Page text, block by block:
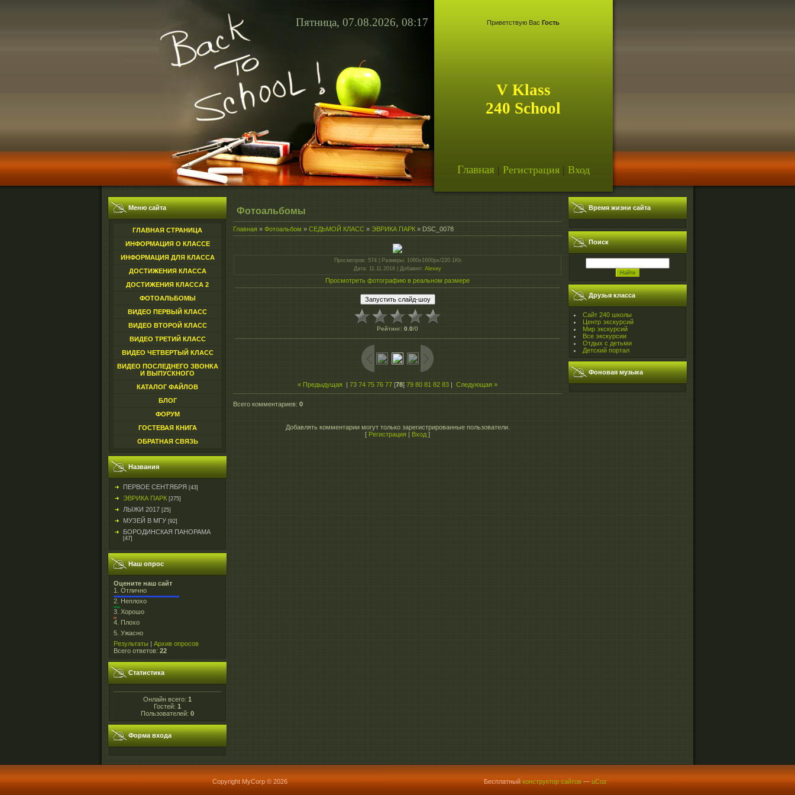
Пятница, 07.08.2026, 08:17 Приветствую Вас Гость
V Klass
240 School
Главная | Регистрация| Вход
Меню сайта
ГЛАВНАЯ СТРАНИЦА
ИНФОРМАЦИЯ О КЛАССЕ
ИНФОРМАЦИЯ ДЛЯ КЛАССА
ДОСТИЖЕНИЯ КЛАССА
ДОСТИЖЕНИЯ КЛАССА 2
ФОТОАЛЬБОМЫ
ВИДЕО ПЕРВЫЙ КЛАСС
ВИДЕО ВТОРОЙ КЛАСС
ВИДЕО ТРЕТИЙ КЛАСС
ВИДЕО ЧЕТВЕРТЫЙ КЛАСС
ВИДЕО ПОСЛЕДНЕГО ЗВОНКА
И ВЫПУСКНОГО
КАТАЛОГ ФАЙЛОВ
БЛОГ
ФОРУМ
ГОСТЕВАЯ КНИГА
ОБРАТНАЯ СВЯЗЬ
Названия
ПЕРВОЕ СЕНТЯБРЯ [43]
ЭВРИКА ПАРК [275]
ЛЫЖИ 2017 [25]
МУЗЕЙ В МГУ [92]
БОРОДИНСКАЯ ПАНОРАМА
[47]
Наш опрос
Оцените наш сайт
1. Отлично
2. Неплохо
3. Хорошо
4. Плохо
5. Ужасно
Результаты | Архив опросов
Всего ответов: 22
Статистика
Онлайн всего: 1
Гостей: 1
Пользователей: 0
Форма входа
Фотоальбомы
Главная » Фотоальбом » СЕДЬМОЙ КЛАСС » ЭВРИКА ПАРК » DSC_0078
Просмотров: 574 | Размеры: 1060x1600px/220.1Kb
Дата: 11.11.2016 | Добавил: Alexey
Просмотреть фотографию в реальном размере
Рейтинг: 0.0/0
« Предыдущая 73 74 75 76 77 [78] 79 80 81 82 83 Следующая »
Всего комментариев: 0
Добавлять комментарии могут только зарегистрированные пользователи.
[ Регистрация | Вход ]
Время жизни сайта
Поиск
Друзья класса
Сайт 240 школы
Центр экскурсий
Мир экскурсий
Все экскурсии
Отдых с детьми
Детский портал
Фоновая музыка
Copyright MyCorp © 2026 Бесплатный конструктор сайтов — uCoz